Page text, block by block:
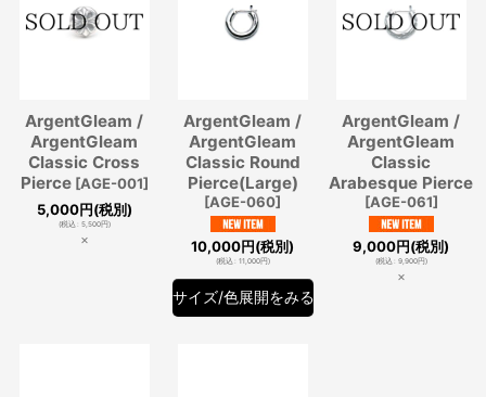
ArgentGleam /
ArgentGleam
Classic Cross
Pierce [AGE-001]
5,000円(税別)
(税込: 5,500円)
×
ArgentGleam /
ArgentGleam
Classic Round
Pierce(Large)
[AGE-060]
10,000円(税別)
(税込: 11,000円)
サイズ/色展開をみる
ArgentGleam /
ArgentGleam
Classic
Arabesque Pierce
[AGE-061]
9,000円(税別)
(税込: 9,900円)
×